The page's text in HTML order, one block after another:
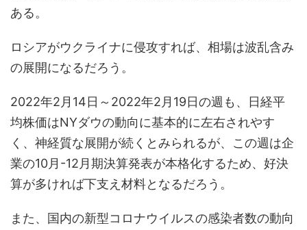
ある。
ロシアがウクライナに侵攻すれば、相場は波乱含み
の展開になるだろう。
2022年2月14日～2022年2月19日の週も、日経平
均株価はNYダウの動向に基本的に左右されやす
く、神経質な展開が続くとみられるが、この週は企
業の10月-12月期決算発表が本格化するため、好決
算が多ければ下支え材料となるだろう。
また、国内の新型コロナウイルスの感染者数の動向